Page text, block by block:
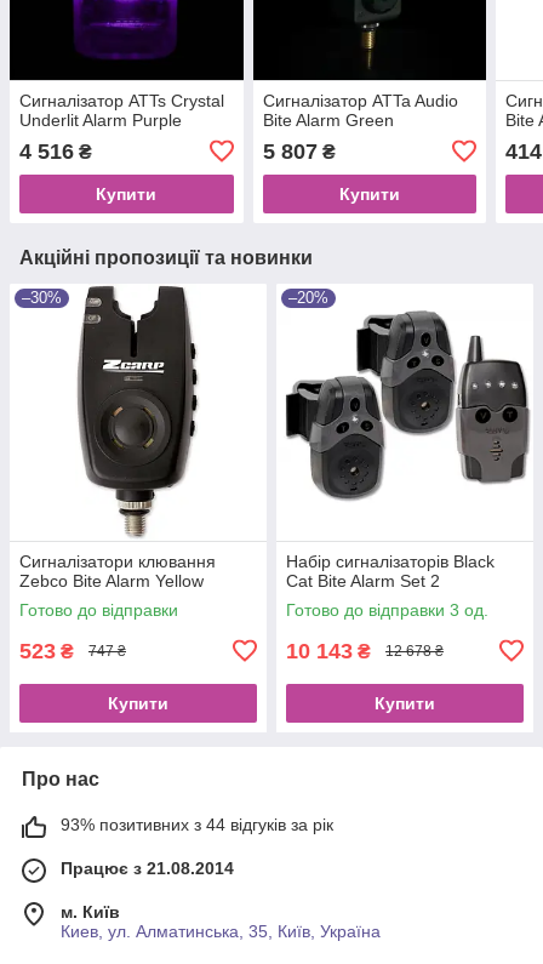
Сигналізатор ATTs Crystal
Underlit Alarm Purple
4 516 ₴
Купити
Сигналізатор ATTa Audio
Bite Alarm Green
5 807₴
Купити
Bite
414
Акційні пропозиції та новинки
–30%
Сигналізатори клювання
Zebco Bite Alarm Yellow
Готово до відправки
523 ₴ 747 ₴
Купити
–20%
Набір сигналізаторів Black
Cat Bite Alarm Set 2
Готово до відправки 3 од.
10 143 ₴ 12 678 ₴
Купити
Про нас
93% позитивних з 44 відгуків за рік
Працює з 21.08.2014
м. Київ
Киев, ул. Алматинська, 35, Київ, Україна